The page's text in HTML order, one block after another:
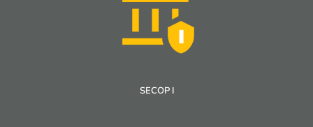
SECOP I